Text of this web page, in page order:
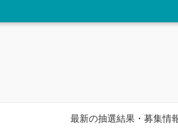
最新の抽選結果・募集情